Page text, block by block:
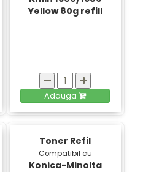
Yellow 80g refill
Adauga
Toner Refil
Compatibil cu
Konica-Minolta